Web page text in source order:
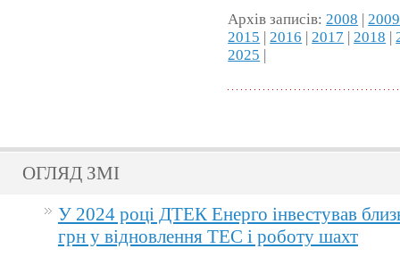
Архів записів: 2008 | 2009
2015 | 2016 | 2017 | 2018 |
2025 |
ОГЛЯД ЗМІ
У 2024 році ДТЕК Енерго інвестував
грн у відновлення ТЕС і роботу шахт